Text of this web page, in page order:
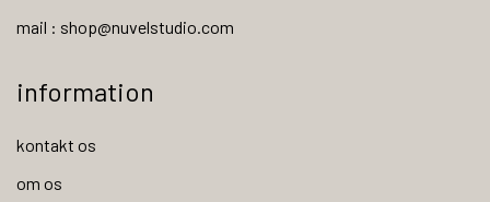
mail : shop@nuvelstudio.com
information
kontakt os
om os